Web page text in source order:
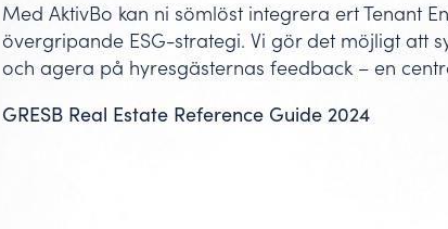
Med AktivBo kan ni sömlöst integrera ert Tenant
övergripande ESG-strategi. Vi gör det möjligt att
och agera på hyresgästernas feedback – en
GRESB Real Estate Reference Guide 2024